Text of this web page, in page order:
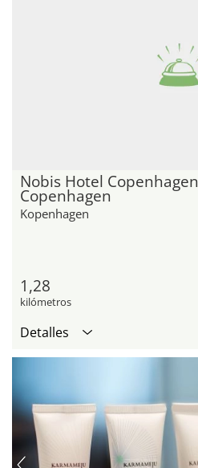
Nobis Hotel Copenhagen
Copenhagen
Kopenhagen
1,28
kilómetros
Detalles